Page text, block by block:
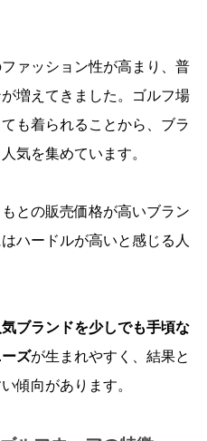
ァッション性が高まり、普
増えてきました。ゴルフ場
も着られることから、ブラ
気を集めています。
との販売価格が高いブラン
ハードルが高いと感じる人
気ブランドを少しでも手頃な
ズが生まれやすく、結果と
傾向があります。